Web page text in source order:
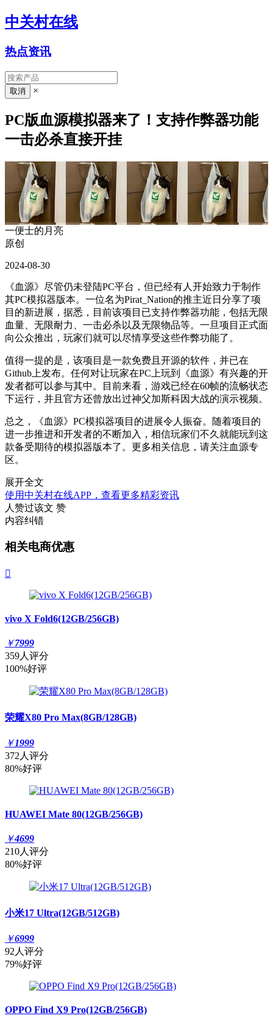
中关村在线
热点资讯
×
PC版血源模拟器来了！支持作弊器功能
一击必杀直接开挂
一便士的月亮
原创
2024-08-30
《血源》尽管仍未登陆PC平台，但已经有人开始致力于制作
其PC模拟器版本。一位名为Pirat_Nation的推主近日分享了项
目的新进展，据悉，目前该项目已支持作弊器功能，包括无限
血量、无限耐力、一击必杀以及无限物品等。一旦项目正式面
向公众推出，玩家们就可以尽情享受这些作弊功能了。
值得一提的是，该项目是一款免费且开源的软件，并已在
Github上发布。任何对让玩家在PC上玩到《血源》有兴趣的开
发者都可以参与其中。目前来看，游戏已经在60帧的流畅状态
下运行，并且官方还曾放出过神父加斯科因大战的演示视频。
总之，《血源》PC模拟器项目的进展令人振奋。随着项目的
进一步推进和开发者的不断加入，相信玩家们不久就能玩到这
款备受期待的模拟器版本了。更多相关信息，请关注血源专
区。
展开全文
使用中关村在线APP，查看更多精彩资讯
人赞过该文 赞
内容纠错
相关电商优惠

vivo X Fold6(12GB/256GB)
￥7999
359人评分
100%好评
荣耀X80 Pro Max(8GB/128GB)
￥1999
372人评分
80%好评
HUAWEI Mate 80(12GB/256GB)
￥4699
210人评分
80%好评
小米17 Ultra(12GB/512GB)
￥6999
92人评分
79%好评
OPPO Find X9 Pro(12GB/256GB)